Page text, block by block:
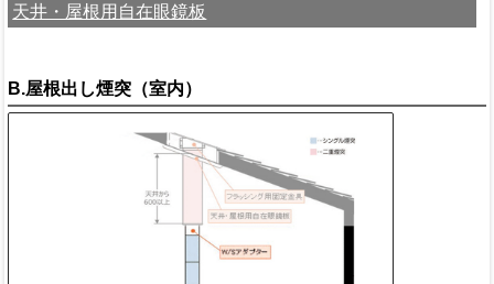
天井・屋根用自在眼鏡板
B.屋根出し煙突（室内）